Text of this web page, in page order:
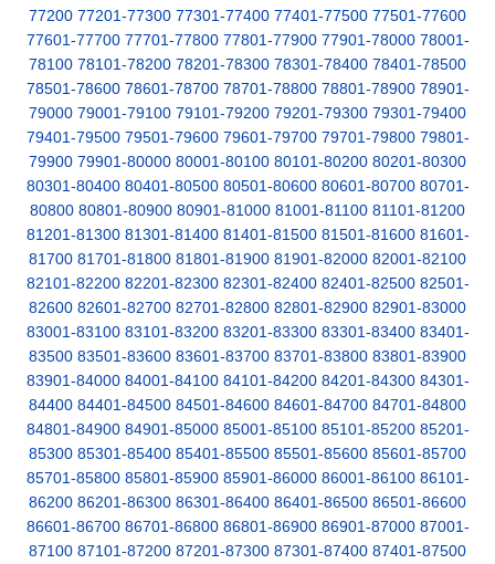
77200 77201-77300 77301-77400 77401-77500 77501-77600
77601-77700 77701-77800 77801-77900 77901-78000 78001-
78100 78101-78200 78201-78300 78301-78400 78401-78500
78501-78600 78601-78700 78701-78800 78801-78900 78901-
79000 79001-79100 79101-79200 79201-79300 79301-79400
79401-79500 79501-79600 79601-79700 79701-79800 79801-
79900 79901-80000 80001-80100 80101-80200 80201-80300
80301-80400 80401-80500 80501-80600 80601-80700 80701-
80800 80801-80900 80901-81000 81001-81100 81101-81200
81201-81300 81301-81400 81401-81500 81501-81600 81601-
81700 81701-81800 81801-81900 81901-82000 82001-82100
82101-82200 82201-82300 82301-82400 82401-82500 82501-
82600 82601-82700 82701-82800 82801-82900 82901-83000
83001-83100 83101-83200 83201-83300 83301-83400 83401-
83500 83501-83600 83601-83700 83701-83800 83801-83900
83901-84000 84001-84100 84101-84200 84201-84300 84301-
84400 84401-84500 84501-84600 84601-84700 84701-84800
84801-84900 84901-85000 85001-85100 85101-85200 85201-
85300 85301-85400 85401-85500 85501-85600 85601-85700
85701-85800 85801-85900 85901-86000 86001-86100 86101-
86200 86201-86300 86301-86400 86401-86500 86501-86600
86601-86700 86701-86800 86801-86900 86901-87000 87001-
87100 87101-87200 87201-87300 87301-87400 87401-87500